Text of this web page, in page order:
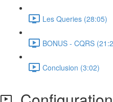
Les Queries (28:05)
BONUS - CQRS
Conclusion (3:02)